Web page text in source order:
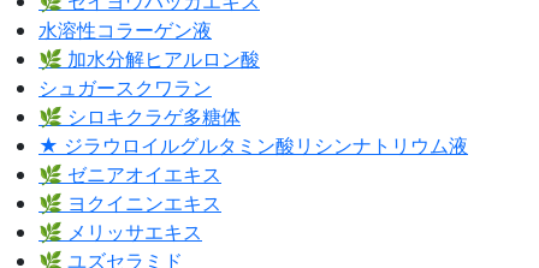
水溶性コラーゲン液
🌿 加水分解ヒアルロン酸
シュガースクワラン
🌿 シロキクラゲ多糖体
★ ジラウロイルグルタミン酸リシンナトリウム液
🌿 ゼニアオイエキス
🌿 ヨクイニンエキス
🌿 メリッサエキス
🌿 ユズセラミド